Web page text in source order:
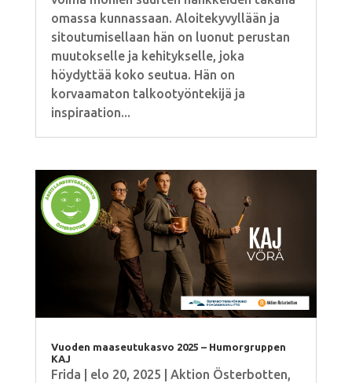
omassa kunnassaan. Aloitekyvyllään ja
sitoutumisellaan hän on luonut perustan
muutokselle ja kehitykselle, joka
höydyttää koko seutua. Hän on
korvaamaton talkootyöntekijä ja
inspiraation...
Vuoden maaseutukasvo 2025 – Humorgruppen
KAJ
Frida elo 20, 2025 Aktion Österbotten,